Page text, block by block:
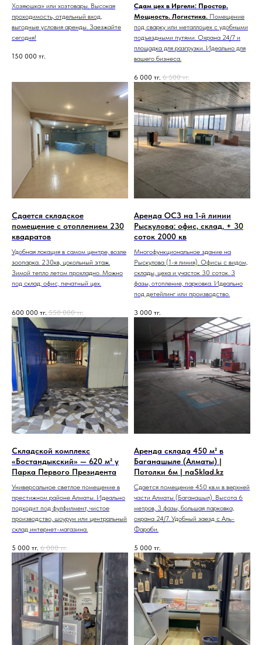
Хозяюшка» или хозтовары. Высокая
проходимость, отдельный вход,
выгодные условия аренды. Заезжайте
сегодня!
150 000 тг.
Сдам цех в Иргели: Простор.
Мощность. Логистика. Помещение
под сварку или металлоцех с удобными
подъездными путями. Охрана 24/7 и
площадка для разгрузки. Идеально для
вашего бизнеса.
6 000 тг. 6 500 тг.
Сдается складское
помещение с отоплением 230
квадратов
Удобная локация в самом центре, возле
зоопарка. 230кв, цокольный этаж.
Зимой тепло летом прохладно. Можно
под склад, офис, печатный цех.
600 000 тг. 550 000 тг.
Аренда ОСЗ на 1-й линии
Рыскулова: офис, склад, + 30
соток 2000 кв
Многофункциональное здание на
Рыскулова (1-я линия). Офисы с видом,
склады, цеха и участок 30 соток. 3
фазы, отопление, парковка. Идеально
под детейлинг или производство.
3 000 тг.
Складской комплекс
«Бостандыкский» — 620 м² у
Парка Первого Президента
Универсальное светлое помещение в
престижном районе Алматы. Идеально
подходит под фулфилмент, чистое
производство, шоурум или центральный
склад интернет-магазина.
5 000 тг. 6 000 тг.
Аренда склада 450 м² в
Баганашыле (Алматы) |
Потолки 6м | naSklad.kz
Сдается помещение 450 кв.м в верхней
части Алматы (Баганашыл). Высота 6
метров, 3 фазы, большая парковка,
охрана 24/7. Удобный заезд с Аль-
Фараби.
5 000 тг.